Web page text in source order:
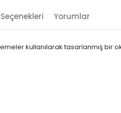
Yorumlar
kullanılarak tasarlanmış bir